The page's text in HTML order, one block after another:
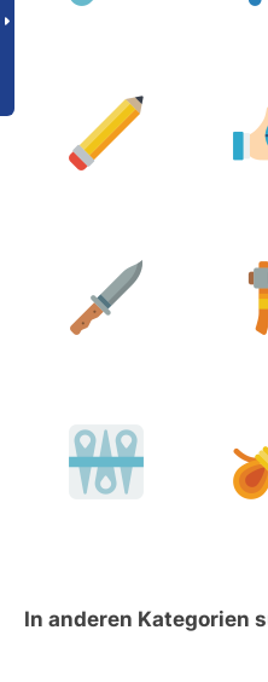
In anderen Kategorien